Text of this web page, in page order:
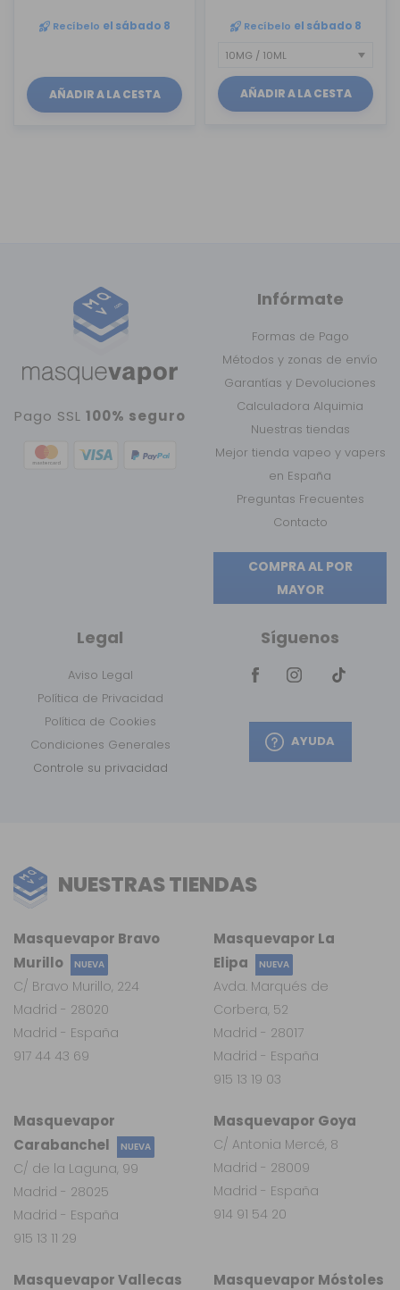
Recíbelo el sábado 8
AÑADIR A LA CESTA
Recíbelo el sábado 8
AÑADIR A LA CESTA
Pago SSL100% seguro
Infórmate
Formas de Pago
Métodos y zonas de envío
Garantías y Devoluciones
Calculadora Alquimia
Nuestras tiendas
Mejor tienda vapeo y vapers
en España
Preguntas Frecuentes
Contacto
COMPRA AL POR
MAYOR
Legal
Aviso Legal
Política de Privacidad
Política de Cookies
Condiciones Generales
Controle su privacidad
Síguenos
AYUDA
NUESTRAS TIENDAS
Masquevapor
Carabanchel
NUEVA
C/ de la Laguna, 99
Madrid - 28025
Madrid - España
915 13 11 29
Masquevapor Vallecas Masquevapor Móstoles
Masquevapor Goya
C/ Antonia Mercé, 8
Madrid - 28009
Madrid - España
914 91 54 20
Masquevapor La
Elipa
NUEVA
Avda. Marqués de
Corbera, 52
Madrid - 28017
Madrid - España
915 13 19 03
Masquevapor Bravo
Murillo
NUEVA
C/ Bravo Murillo, 224
Madrid - 28020
Madrid - España
917 44 43 69